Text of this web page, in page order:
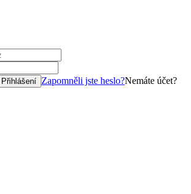
Přihlášení Zapomněli jste heslo?Nemáte účet?